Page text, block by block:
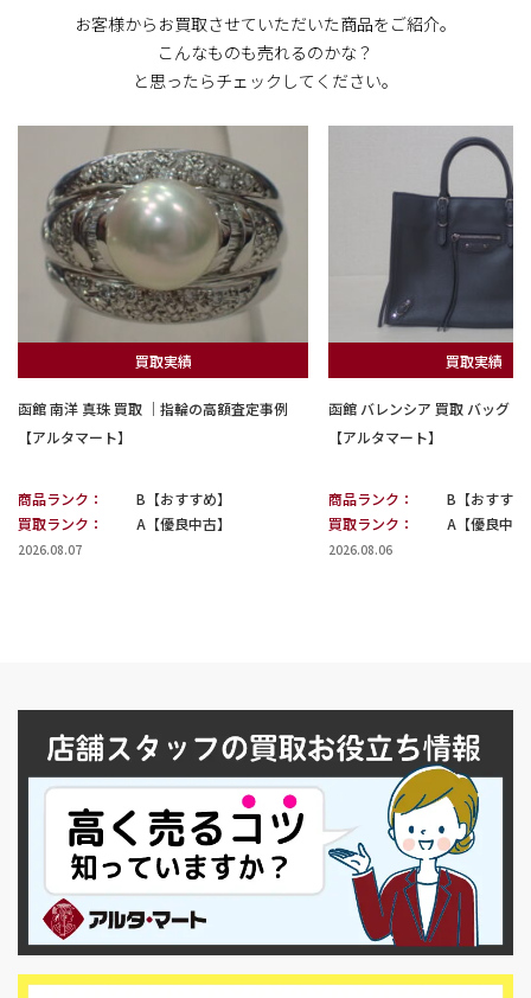
お客様からお買取させていただいた商品をご紹介。
こんなものも売れるのかな？
と思ったらチェックしてください。
買取実績
函館 南洋 真珠 買取 ｜指輪の高額査定事例
【アルタマート】
商品ランク：
B【おすすめ】
買取ランク：
A【優良中古】
2026.08.07
買取実績
函館 バレンシア 買取 バッグ｜
【アルタマート】
商品ランク：
B【おすすめ
買取ランク：
A【優良中古
2026.08.06